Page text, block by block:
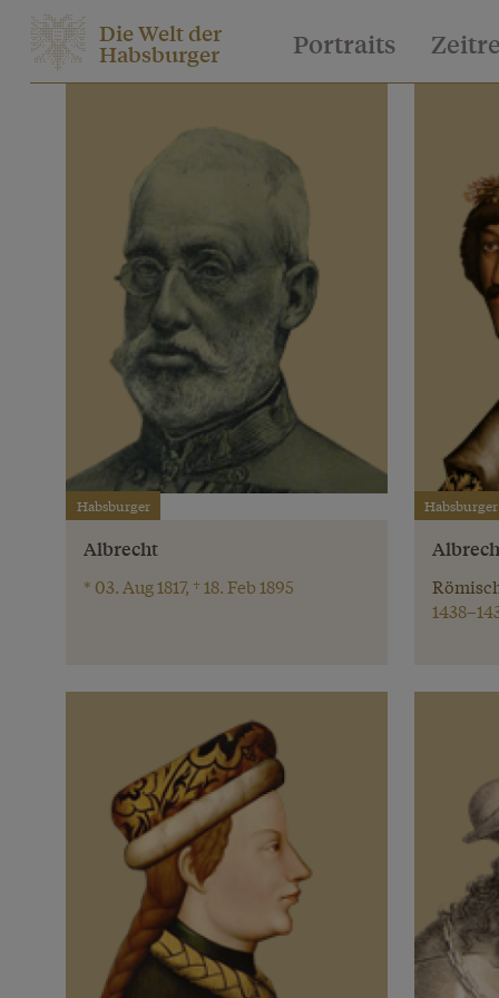
Die Welt der
Habsburger Portraits
Habsburger
Albrecht
* 03. Aug 1817, † 18. Feb 1895